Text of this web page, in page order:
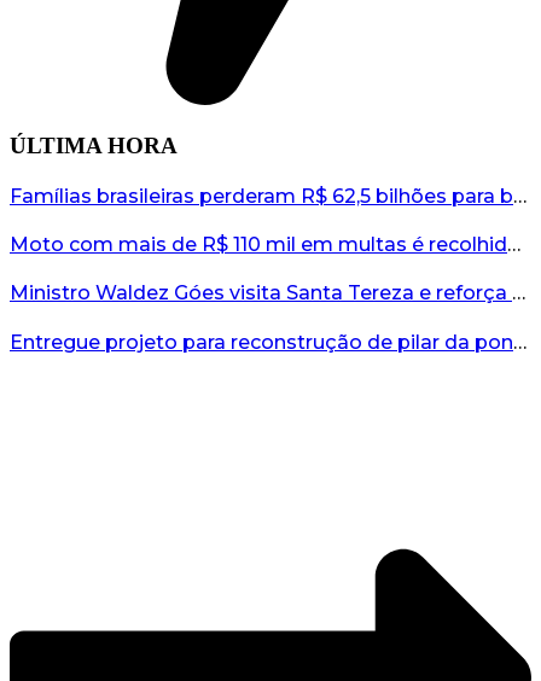
ÚLTIMA HORA
Famílias brasileiras perderam R$ 62,5 bilhões para bets em 2025, diz estudo...
Moto com mais de R$ 110 mil em multas é recolhida no interior do RS...
Ministro Waldez Góes visita Santa Tereza e reforça apoio federal à reconstrução do município...
Entregue projeto para reconstrução de pilar da ponte entre Encantado e Muçum...